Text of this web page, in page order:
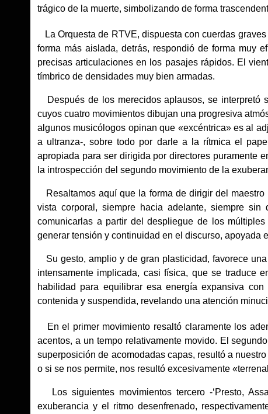
trágico de la muerte, simbolizando de forma
La Orquesta de RTVE, dispuesta con cuerdas
forma más aislada, detrás, respondió de forma muy
precisas articulaciones en los pasajes rápidos. El
tímbrico de densidades muy bien armadas.
Después de los merecidos aplausos, se interpretó
cuyos cuatro movimientos dibujan una progresiva
algunos musicólogos opinan que «excéntrica» es al
a ultranza-, sobre todo por darle a la rítmica el
apropiada para ser dirigida por directores puramente
la introspección del segundo movimiento de la
Resaltamos aquí que la forma de dirigir del
vista corporal, siempre hacia adelante, siempre
comunicarlas a partir del despliegue de los
generar tensión y continuidad en el discurso, apoyada
Su gesto, amplio y de gran plasticidad, favorece
intensamente implicada, casi física, que se traduce
habilidad para equilibrar esa energía expansiva
contenida y suspendida, revelando una atención
En el primer movimiento resaltó claramente los
acentos, a un tempo relativamente movido. El
superposición de acomodadas capas, resultó a
o si se nos permite, nos resultó excesivamente
Los siguientes movimientos tercero -‘Presto,
exuberancia y el ritmo desenfrenado,